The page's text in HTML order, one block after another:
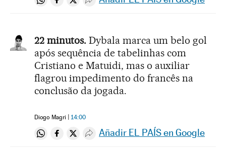
Compartir en Whatsapp
Compartir en Facebook
Compartir en Twitter
Desplegar Redes Sociales
22 minutos. Dybala marca um belo gol
após sequência de tabelinhas com
Cristiano e Matuidi, mas o auxiliar
flagrou impedimento do francês na
conclusão da jogada.
Diogo Magri 14:00
Compartir en Whatsapp
Compartir en Facebook
Compartir en Twitter
Desplegar Redes Sociales
Añadir EL PAÍS en Google